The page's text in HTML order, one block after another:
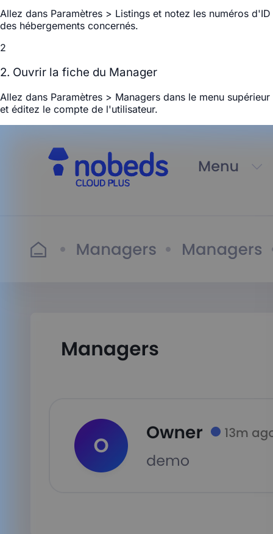
Allez dans Paramètres > Listings et notez les numéros d'ID
des hébergements concernés.
2
2. Ouvrir la fiche du Manager
Allez dans Paramètres > Managers dans le menu supérieur
et éditez le compte de l'utilisateur.